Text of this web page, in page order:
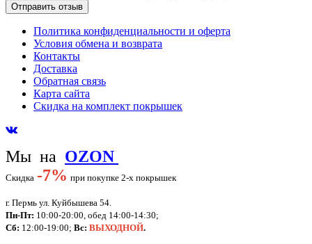
Политика конфиденциальности и оферта
Условия обмена и возврата
Контакты
Доставка
Обратная связь
Карта сайта
Скидка на комплект покрышек
Мы на OZON
Скидка -7% при покупке 2-х покрышек
г. Пермь ул. Куйбышева 54.
Пн-Пт: 10:00-20:00, обед 14:00-14:30;
Сб: 12:00-19:00; Вс: ВЫХОДНОЙ.